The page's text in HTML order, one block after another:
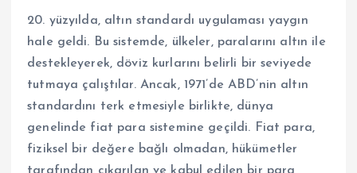
20. yüzyılda, altın standardı uygulaması yaygın
hale geldi. Bu sistemde, ülkeler, paralarını altın ile
destekleyerek, döviz kurlarını belirli bir seviyede
tutmaya çalıştılar. Ancak, 1971’de ABD’nin altın
standardını terk etmesiyle birlikte, dünya
genelinde fiat para sistemine geçildi. Fiat para,
fiziksel bir değere bağlı olmadan, hükümetler